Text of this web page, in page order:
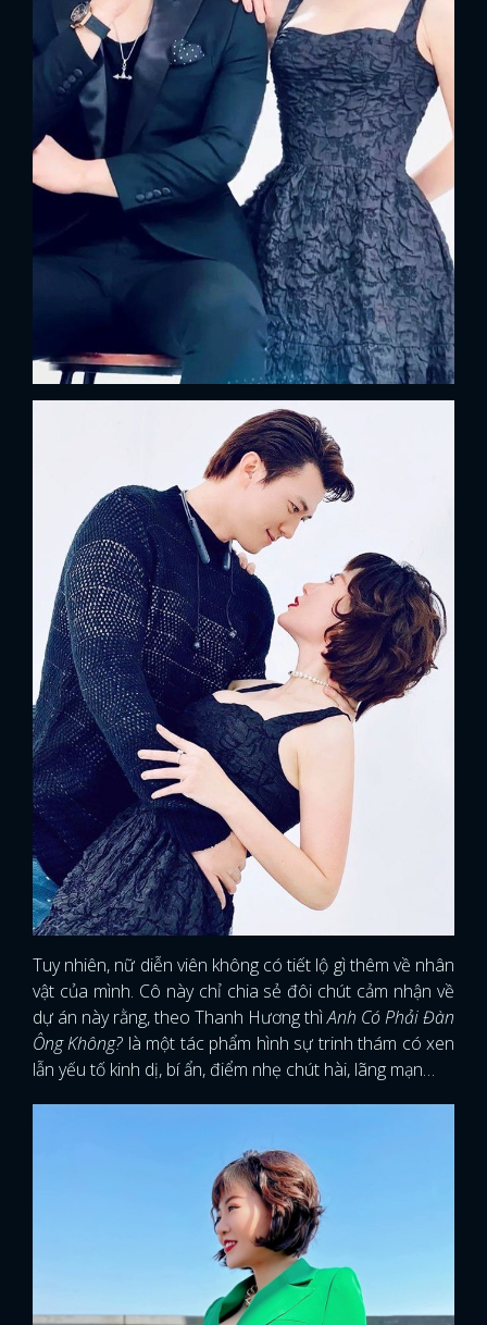
FACEBOOK GOOGLE
Tuy nhiên, nữ diễn viên không có tiết lộ gì thêm về nhân
vật của mình. Cô này chỉ chia sẻ đôi chút cảm nhận về
dự án này rằng, theo Thanh Hương thìAnh Có Phải Đàn
Ông Không? là một tác phẩm hình sự trinh thám có xen
lẫn yếu tố kinh dị, bí ẩn, điểm nhẹ chút hài, lãng mạn…